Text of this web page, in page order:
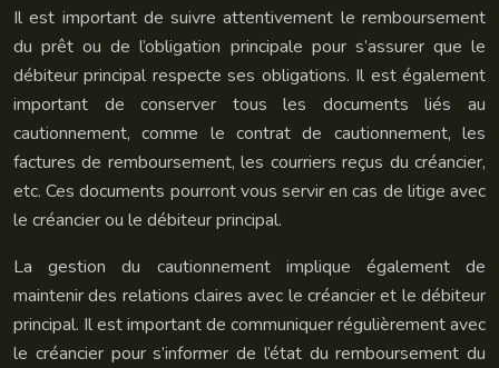
Il est important de suivre attentivement le remboursement
du prêt ou de l’obligation principale pour s’assurer que le
débiteur principal respecte ses obligations. Il est également
important de conserver tous les documents liés au
cautionnement, comme le contrat de cautionnement, les
factures de remboursement, les courriers reçus du créancier,
etc. Ces documents pourront vous servir en cas de litige avec
le créancier ou le débiteur principal.
La gestion du cautionnement implique également de
maintenir des relations claires avec le créancier et le débiteur
principal. Il est important de communiquer régulièrement avec
le créancier pour s’informer de l’état du remboursement du